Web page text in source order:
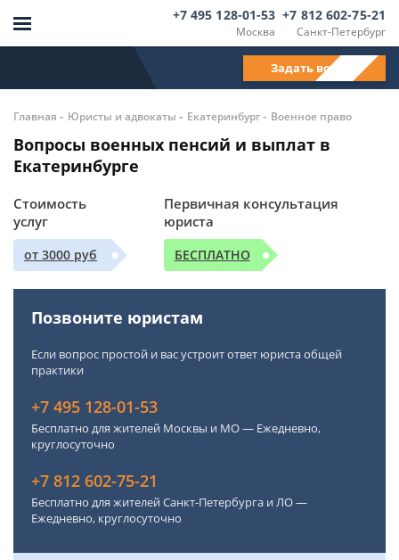
Москва
+7 495 128-01-53
Санкт-Петербург
+7 812 602-75-21
Задать вопрос
Главная - Юристы и адвокаты - Екатеринбург- Военное право
Вопросы военных пенсий и выплат в
Екатеринбурге
Стоимость
услуг
от 3000 руб
Первичная консультация
юриста
БЕСПЛАТНО
Позвоните юристам
Если вопрос простой и вас устроит ответ юриста общей
практики
+7 495 128-01-53
Бесплатно для жителей Москвы и МО — Ежедневно,
круглосуточно
+7 812 602-75-21
Бесплатно для жителей Санкт-Петербурга и ЛО —
Ежедневно, круглосуточно